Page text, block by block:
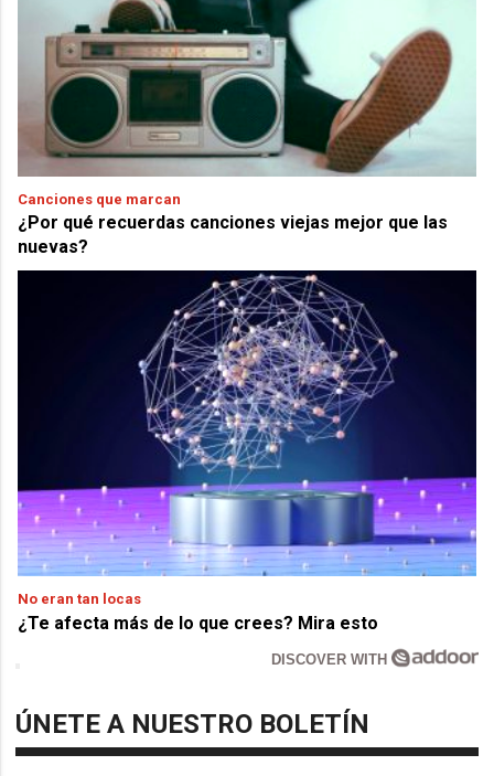
Canciones que marcan
¿Por qué recuerdas canciones viejas mejor que las
nuevas?
No eran tan locas
¿Te afecta más de lo que crees? Mira esto
DISCOVER WITH
ÚNETE A NUESTRO BOLETÍN